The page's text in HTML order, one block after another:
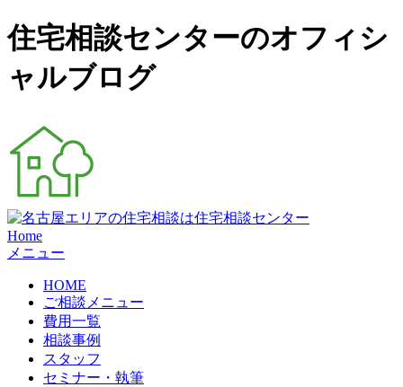
住宅相談センターのオフィシ
ャルブログ
Home
メニュー
HOME
ご相談メニュー
費用一覧
相談事例
スタッフ
セミナー・執筆